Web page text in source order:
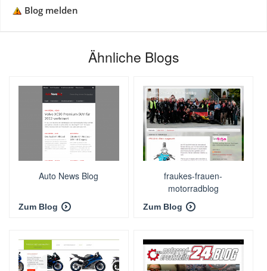
Blog melden
Ähnliche Blogs
Auto News Blog
Zum Blog
fraukes-frauen-
motorradblog
Zum Blog